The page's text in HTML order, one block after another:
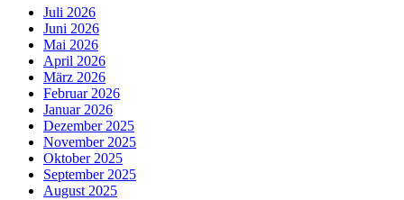
Juli 2026
Juni 2026
Mai 2026
April 2026
März 2026
Februar 2026
Januar 2026
Dezember 2025
November 2025
Oktober 2025
September 2025
August 2025